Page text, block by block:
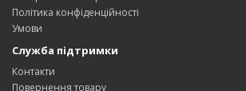
Політика конфіденційності
Умови
Служба підтримки
Контакти
Повернення товару